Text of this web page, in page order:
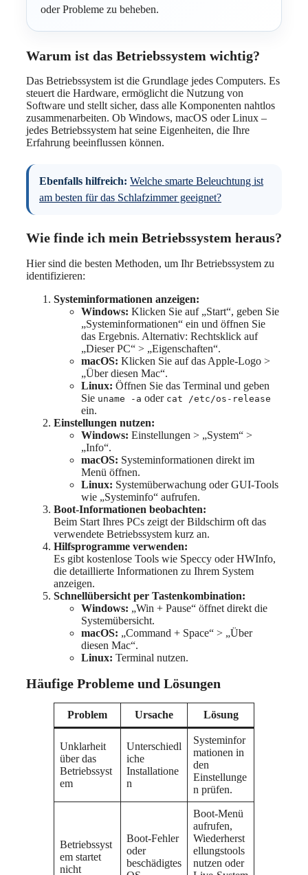
oder Probleme zu beheben.
Warum ist das Betriebssystem wichtig?
Das Betriebssystem ist die Grundlage jedes Computers. Es
steuert die Hardware, ermöglicht die Nutzung von
Software und stellt sicher, dass alle Komponenten nahtlos
zusammenarbeiten. Ob Windows, macOS oder Linux –
jedes Betriebssystem hat seine Eigenheiten, die Ihre
Erfahrung beeinflussen können.
Ebenfalls hilfreich: Welche smarte Beleuchtung ist
am besten für das Schlafzimmer geeignet?
Wie finde ich mein Betriebssystem heraus?
Hier sind die besten Methoden, um Ihr Betriebssystem zu
identifizieren:
Systeminformationen anzeigen:
Windows: Klicken Sie auf „Start“, geben Sie
„Systeminformationen“ ein und öffnen Sie
das Ergebnis. Alternativ: Rechtsklick auf
„Dieser PC“ > „Eigenschaften“.
macOS: Klicken Sie auf das Apple-Logo >
„Über diesen Mac“.
Linux: Öffnen Sie das Terminal und geben
Sie uname -a oder cat /etc/os-release
ein.
Einstellungen nutzen:
Windows: Einstellungen > „System“ >
„Info“.
macOS: Systeminformationen direkt im
Menü öffnen.
Linux: Systemüberwachung oder GUI-Tools
wie „Systeminfo“ aufrufen.
Boot-Informationen beobachten:
Beim Start Ihres PCs zeigt der Bildschirm oft das
verwendete Betriebssystem kurz an.
Hilfsprogramme verwenden:
Es gibt kostenlose Tools wie Speccy oder HWInfo,
die detaillierte Informationen zu Ihrem System
anzeigen.
Schnellübersicht per Tastenkombination:
Windows: „Win + Pause“ öffnet direkt die
Systemübersicht.
macOS: „Command + Space“ > „Über
diesen Mac“.
Linux: Terminal nutzen.
Häufige Probleme und Lösungen
Problem Ursache Lösung
Unklarheit
über das
Betriebssyst
em
Unterschiedl
iche
Installatione
n
Systeminfor
mationen in
den
Einstellunge
n prüfen.
Betriebssyst
em startet
nicht
Boot-Fehler
oder
beschädigtes
Boot-Menü
aufrufen,
Wiederherst
ellungstools
nutzen oder